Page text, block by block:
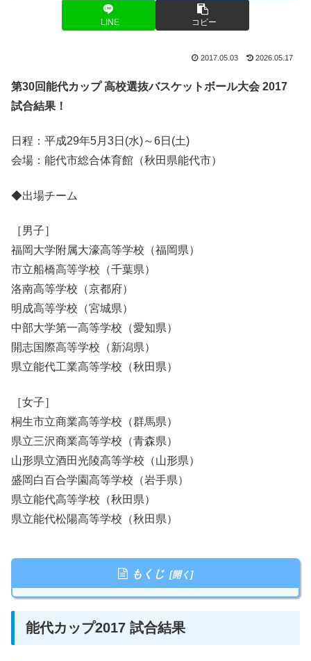
LINE コピー
2017.05.03 2026.05.17
第30回能代カップ 高校選抜バスケットボール大会 2017
試合結果！
日程：平成29年5月3日(水)～6日(土)
会場：能代市総合体育館（秋田県能代市）
◆出場チーム
［男子］
福岡大学附属大濠高等学校（福岡県）
市立船橋高等学校（千葉県）
洛南高等学校（京都府）
明成高等学校（宮城県）
中部大学第一高等学校（愛知県）
開志国際高等学校（新潟県）
県立能代工業高等学校（秋田県）
［女子］
桐生市立商業高等学校（群馬県）
県立三沢商業高等学校（青森県）
山形県立酒田光陵高等学校（山形県）
盛岡白百合学園高等学校（岩手県）
県立能代高等学校（秋田県）
県立能代松陽高等学校（秋田県）
もくじ
能代カップ2017 試合結果